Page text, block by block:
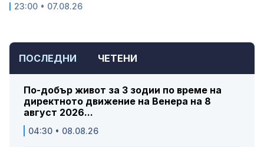
ПОСЛЕДНИ ЧЕТЕНИ
По-добър живот за 3 зодии по време на
директното движение на Венера на 8
август 2026...
04:30 • 08.08.26
23:00 • 07.08.26